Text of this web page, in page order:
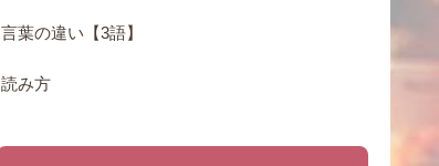
言葉の違い【3語】
読み方